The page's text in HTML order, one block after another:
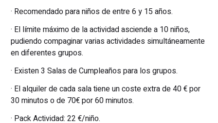
· Recomendado para niños de entre 6 y 15 años.
· El límite máximo de la actividad asciende a 10 niños,
pudiendo compaginar varias actividades simultáneamente
en diferentes grupos.
· Existen 3 Salas de Cumpleaños para los grupos.
· El alquiler de cada sala tiene un coste extra de 40 € por
30 minutos o de 70€ por 60 minutos.
· Pack Actividad: 22 €/niño.